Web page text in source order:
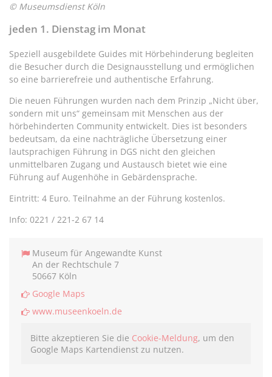
© Museumsdienst Köln
jeden 1. Dienstag im Monat
Speziell ausgebildete Guides mit Hörbehinderung begleiten
die Besucher durch die Designausstellung und ermöglichen
so eine barrierefreie und authentische Erfahrung.
Die neuen Führungen wurden nach dem Prinzip „Nicht über,
sondern mit uns“ gemeinsam mit Menschen aus der
hörbehinderten Community entwickelt. Dies ist besonders
bedeutsam, da eine nachträgliche Übersetzung einer
lautsprachigen Führung in DGS nicht den gleichen
unmittelbaren Zugang und Austausch bietet wie eine
Führung auf Augenhöhe in Gebärdensprache.
Eintritt: 4 Euro. Teilnahme an der Führung kostenlos.
Info: 0221 / 221-2 67 14
Museum für Angewandte Kunst
An der Rechtschule 7
50667 Köln
Google Maps
www.museenkoeln.de
Bitte akzeptieren Sie die Cookie-Meldung, um den
Google Maps Kartendienst zu nutzen.